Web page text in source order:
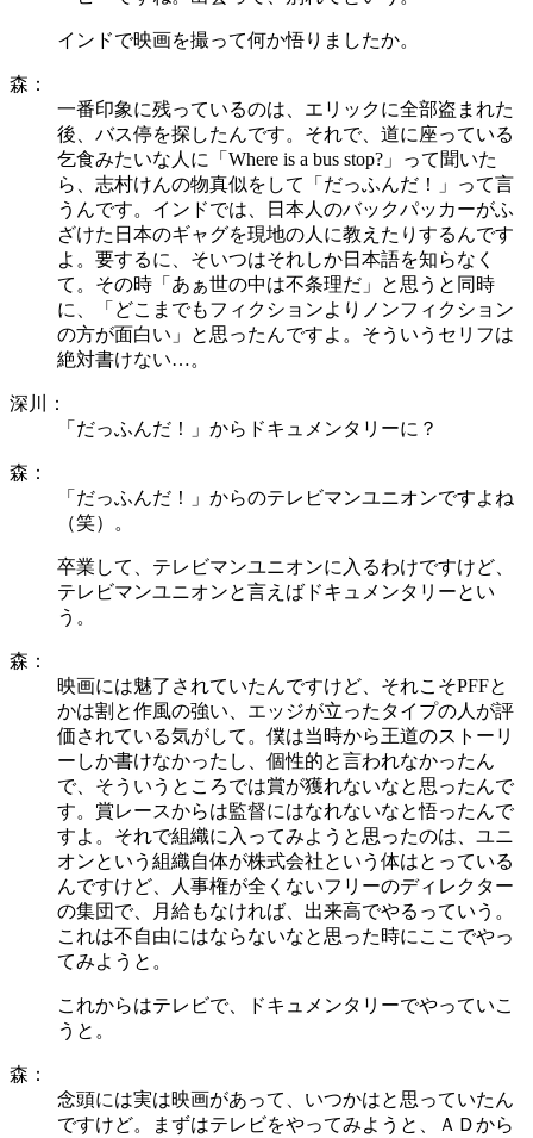
インドで映画を撮って何か悟りましたか。
森：
一番印象に残っているのは、エリックに全部盗まれた
後、バス停を探したんです。それで、道に座っている
乞食みたいな人に「Where is a bus stop?」って聞いた
ら、志村けんの物真似をして「だっふんだ！」って言
うんです。インドでは、日本人のバックパッカーがふ
ざけた日本のギャグを現地の人に教えたりするんです
よ。要するに、そいつはそれしか日本語を知らなく
て。その時「あぁ世の中は不条理だ」と思うと同時
に、「どこまでもフィクションよりノンフィクション
の方が面白い」と思ったんですよ。そういうセリフは
絶対書けない…。
深川：
「だっふんだ！」からドキュメンタリーに？
森：
「だっふんだ！」からのテレビマンユニオンですよね
（笑）。
卒業して、テレビマンユニオンに入るわけですけど、
テレビマンユニオンと言えばドキュメンタリーとい
う。
森：
映画には魅了されていたんですけど、それこそPFFと
かは割と作風の強い、エッジが立ったタイプの人が評
価されている気がして。僕は当時から王道のストーリ
ーしか書けなかったし、個性的と言われなかったん
で、そういうところでは賞が獲れないなと思ったんで
す。賞レースからは監督にはなれないなと悟ったんで
すよ。それで組織に入ってみようと思ったのは、ユニ
オンという組織自体が株式会社という体はとっている
んですけど、人事権が全くないフリーのディレクター
の集団で、月給もなければ、出来高でやるっていう。
これは不自由にはならないなと思った時にここでやっ
てみようと。
これからはテレビで、ドキュメンタリーでやっていこ
うと。
森：
念頭には実は映画があって、いつかはと思っていたん
ですけど。まずはテレビをやってみようと、ＡＤから